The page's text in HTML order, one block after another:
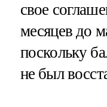
свое
месяцев до
поскольку
не был